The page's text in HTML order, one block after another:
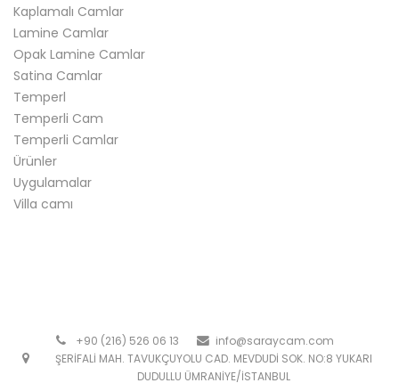
Kaplamalı Camlar
Lamine Camlar
Opak Lamine Camlar
Satina Camlar
Temperl
Temperli Cam
Temperli Camlar
Ürünler
Uygulamalar
Villa camı
+90 (216) 526 06 13
info@saraycam.com
ŞERİFALİ MAH. TAVUKÇUYOLU CAD. MEVDUDİ SOK. NO:8 YUKARI
DUDULLU ÜMRANİYE/İSTANBUL